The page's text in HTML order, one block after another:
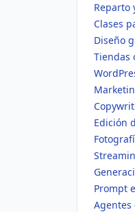
Reparto
Clases
Diseño
Tiendas
Edición
Prompt
Agentes